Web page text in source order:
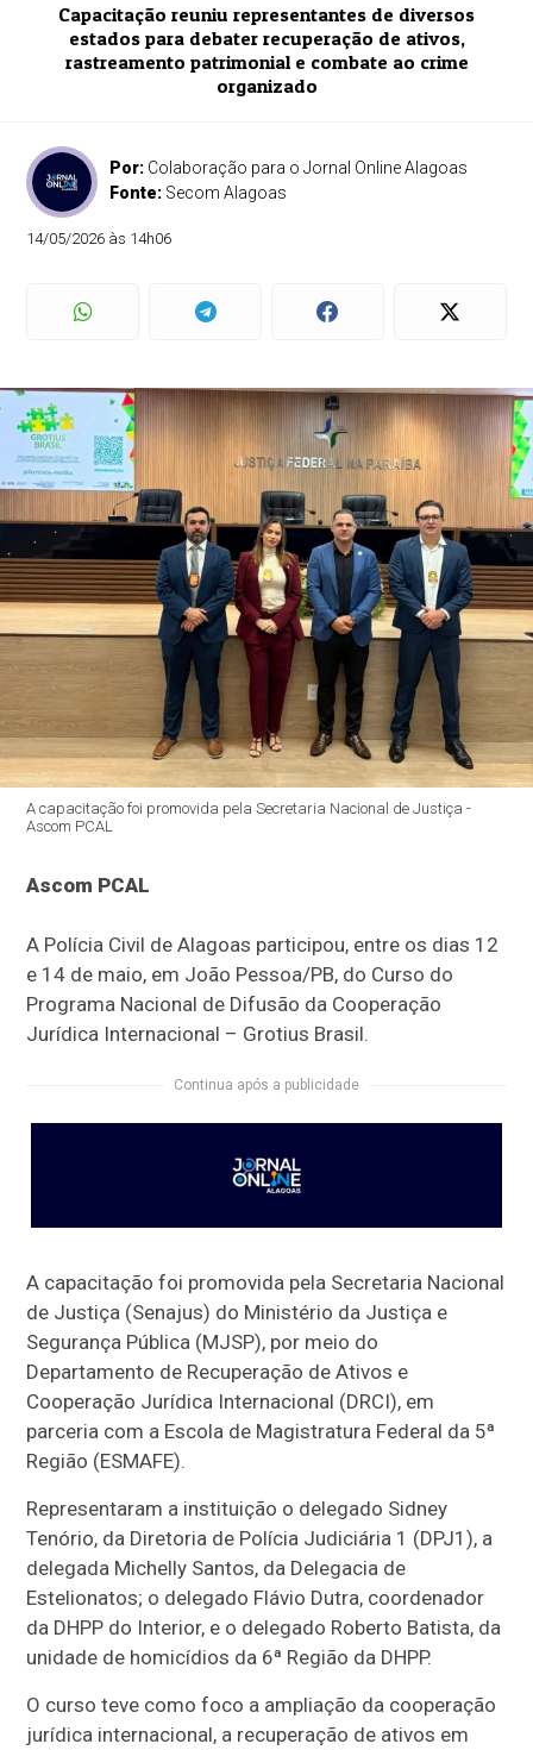
Capacitação reuniu representantes de diversos
estados para debater recuperação de ativos,
rastreamento patrimonial e combate ao crime
organizado
Por: Colaboração para o Jornal Online Alagoas
Fonte: Secom Alagoas
14/05/2026 às 14h06
A capacitação foi promovida pela Secretaria Nacional de Justiça -
Ascom PCAL
Ascom PCAL
A Polícia Civil de Alagoas participou, entre os dias 12
e 14 de maio, em João Pessoa/PB, do Curso do
Programa Nacional de Difusão da Cooperação
Jurídica Internacional – Grotius Brasil.
Continua após a publicidade
A capacitação foi promovida pela Secretaria Nacional
de Justiça (Senajus) do Ministério da Justiça e
Segurança Pública (MJSP), por meio do
Departamento de Recuperação de Ativos e
Cooperação Jurídica Internacional (DRCI), em
parceria com a Escola de Magistratura Federal da 5ª
Região (ESMAFE).
Representaram a instituição o delegado Sidney
Tenório, da Diretoria de Polícia Judiciária 1 (DPJ1), a
delegada Michelly Santos, da Delegacia de
Estelionatos; o delegado Flávio Dutra, coordenador
da DHPP do Interior, e o delegado Roberto Batista, da
unidade de homicídios da 6ª Região da DHPP.
O curso teve como foco a ampliação da cooperação
jurídica internacional, a recuperação de ativos em